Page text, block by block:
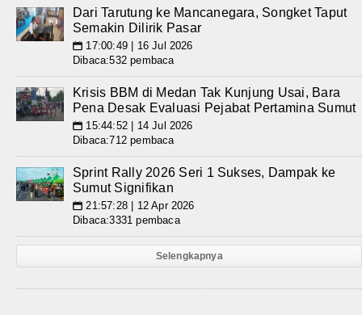
Dari Tarutung ke Mancanegara, Songket Taput
Semakin Dilirik Pasar
📅 17:00:49 | 16 Jul 2026
Dibaca:532 pembaca
Krisis BBM di Medan Tak Kunjung Usai, Bara
Pena Desak Evaluasi Pejabat Pertamina Sumut
📅 15:44:52 | 14 Jul 2026
Dibaca:712 pembaca
Sprint Rally 2026 Seri 1 Sukses, Dampak ke
Sumut Signifikan
📅 21:57:28 | 12 Apr 2026
Dibaca:3331 pembaca
Selengkapnya